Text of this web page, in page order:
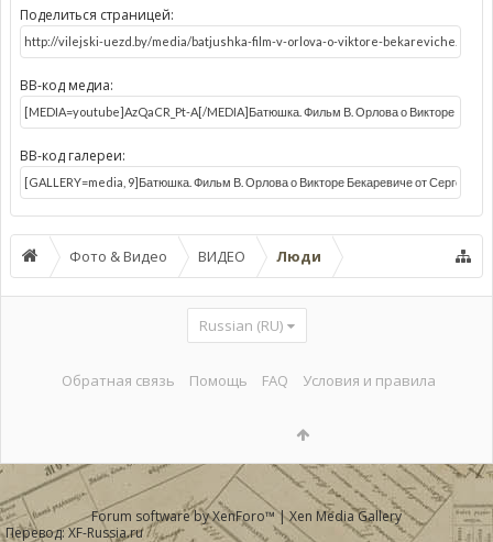
Поделиться страницей:
BB-код медиа:
BB-код галереи:
Фото & Видео ВИДЕО Люди
Russian (RU)
Обратная связь Помощь FAQ Условия и правила
Forum software by XenForo™|Xen Media Gallery
Перевод:XF-Russia.ru